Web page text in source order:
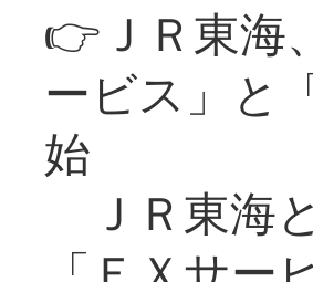
👉ＪＲ東海
ービス」と
始
ＪＲ東海